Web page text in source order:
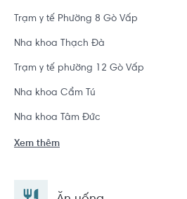
Trạm y tế Phường 8 Gò Vấp
Nha khoa Thạch Đà
Trạm y tế phường 12 Gò Vấp
Nha khoa Cẩm Tú
Nha khoa Tâm Đức
Xem thêm